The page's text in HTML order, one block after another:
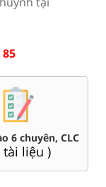
85
6 chuyên, CLC
tài liệu )